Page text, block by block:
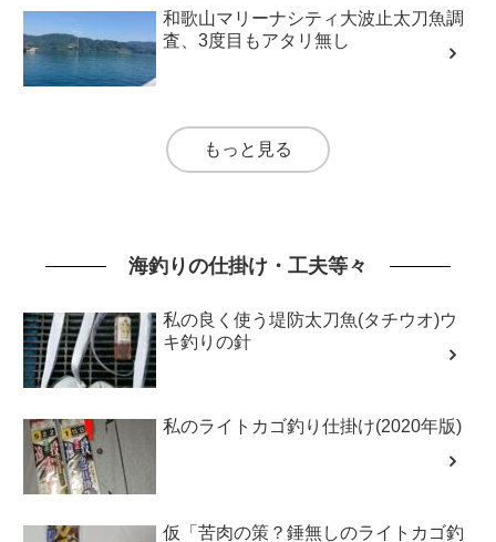
和歌山マリーナシティ大波止太刀魚調
査、3度目もアタリ無し
もっと見る
海釣りの仕掛け・工夫等々
私の良く使う堤防太刀魚(タチウオ)ウ
キ釣りの針
私のライトカゴ釣り仕掛け(2020年版)
仮「苦肉の策？錘無しのライトカゴ釣